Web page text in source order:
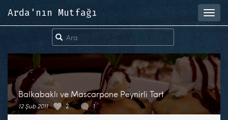
Arda'nın Mutfağı
Balkabaklı ve Mascarpone Peynirli Tart
12 Şub 2011 2 1